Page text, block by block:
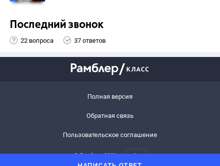
Последний звонок
22 вопроса 37 ответов
Полная версия
Обратная связь
Пользовательское соглашение
© Рамблер,2026 6+